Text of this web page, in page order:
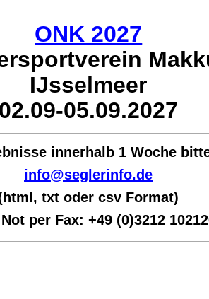
ONK 2027
IJsselmeer
02.09-05.09.2027
innerhalb 1 Woche bit
info@seglerinfo.de
txt oder csv Format)
per Fax:+49 (0)3212